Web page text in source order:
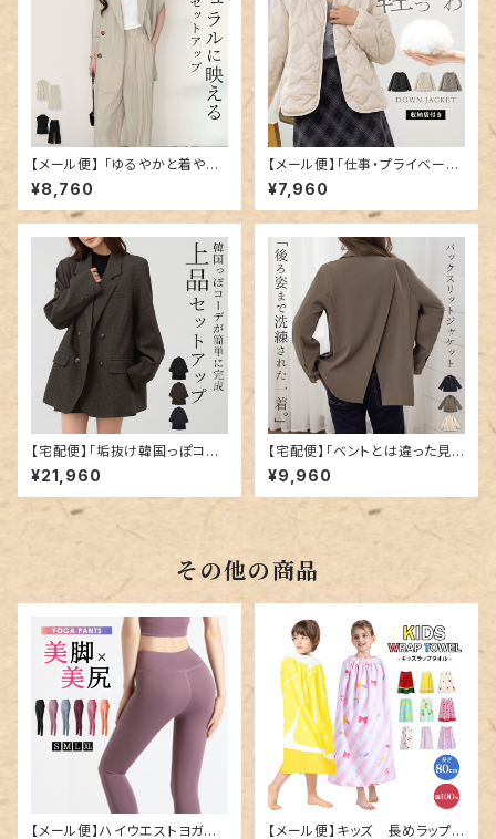
【メール便】 「ゆるやかと着やす
い」セットアップ ジャケット テー
ラード風／tops2403
¥8,760
【メール便】「仕事・プライベート
のお供に」ダウン キルティング
ジャケット アウター レディース
長袖／tops2328
¥7,960
【宅配便】「垢抜け韓国っぽコー
デに」テーラードジャケット 長袖
スカート ミニ ストール／tops2
309
¥21,960
【宅配便】「ベントとは違った見
せ方」ジャケット レディース 長
袖 上着 羽織／tops2318
¥9,960
その他の商品
【メール便】ハイウエストヨガレ 【メール便】キッズ 長めラップタ